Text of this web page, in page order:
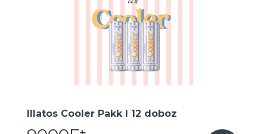
Illatos Cooler Pakk I 12 doboz